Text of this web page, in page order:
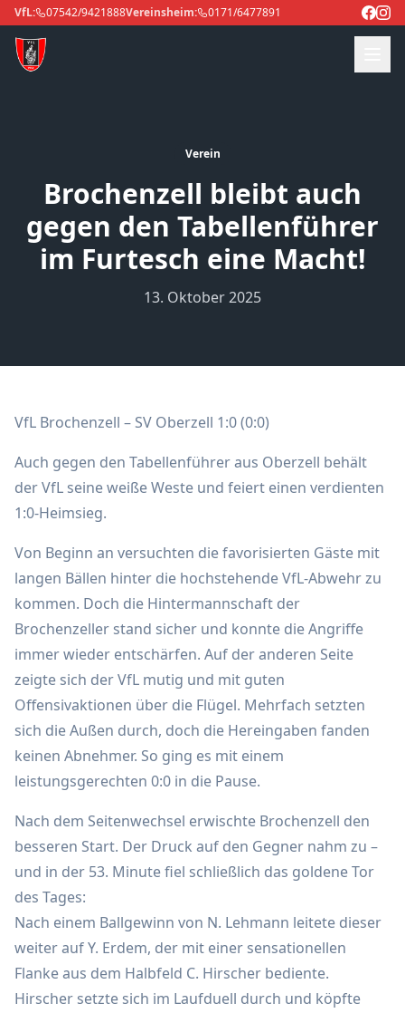
VfL: 07542/9421888Vereinsheim: 0171/6477891
Verein
Brochenzell bleibt auch
gegen den Tabellenführer
im Furtesch eine Macht!
13. Oktober 2025
VfL Brochenzell – SV Oberzell 1:0 (0:0)
Auch gegen den Tabellenführer aus Oberzell behält
der VfL seine weiße Weste und feiert einen verdienten
1:0-Heimsieg.
Von Beginn an versuchten die favorisierten Gäste mit
langen Bällen hinter die hochstehende VfL-Abwehr zu
kommen. Doch die Hintermannschaft der
Brochenzeller stand sicher und konnte die Angriffe
immer wieder entschärfen. Auf der anderen Seite
zeigte sich der VfL mutig und mit guten
Offensivaktionen über die Flügel. Mehrfach setzten
sich die Außen durch, doch die Hereingaben fanden
keinen Abnehmer. So ging es mit einem
leistungsgerechten 0:0 in die Pause.
Nach dem Seitenwechsel erwischte Brochenzell den
besseren Start. Der Druck auf den Gegner nahm zu –
und in der 53. Minute fiel schließlich das goldene Tor
des Tages:
Nach einem Ballgewinn von N. Lehmann leitete dieser
weiter auf Y. Erdem, der mit einer sensationellen
Flanke aus dem Halbfeld C. Hirscher bediente.
Hirscher setzte sich im Laufduell durch und köpfte